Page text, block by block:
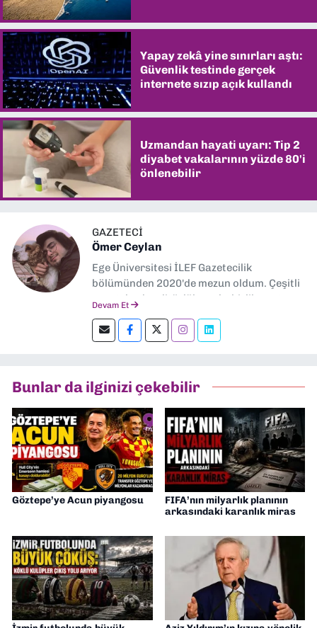
Yapay zekâ yine sınırları aştı:
Güvenlik testinde gerçek
internete sızıp açık kullandı
Uzmandan hayati uyarı: Tip 2
diyabet vakalarının yüzde 80'i
önlenebilir
GAZETECİ
Ömer Ceylan
Ege Üniversitesi İLEF Gazetecilik
bölümünden 2020'de mezun oldum. Çeşitli
gazetelerde editörlük, muhabirlik yaptım.
editörlük yapıyorum.
Devam Et
Bunlar da ilginizi çekebilir
Göztepe’ye Acun piyangosu
FIFA’nın milyarlık planının
arkasındaki karanlık miras